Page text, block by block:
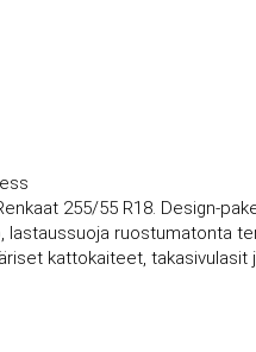
255/55 R18. Design-
ruostumatonta
kattokaiteet, takasivulasit